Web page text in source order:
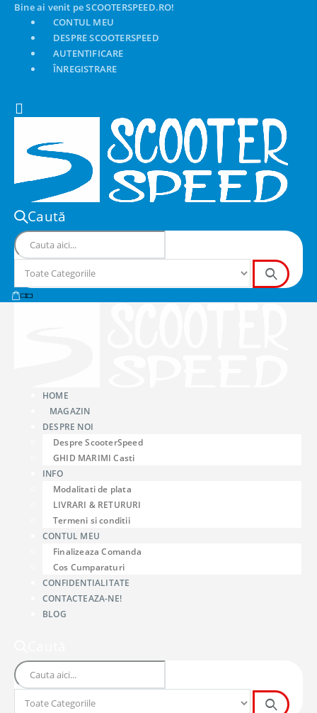
Bine ai venit pe SCOOTERSPEED.RO!
CONTUL MEU
DESPRE SCOOTERSPEED
AUTENTIFICARE
ÎNREGISTRARE
Caută
HOME
MAGAZIN
DESPRE NOI
Despre ScooterSpeed
GHID MARIMI Casti
INFO
Modalitati de plata
LIVRARI & RETURURI
Termeni si conditii
CONTUL MEU
Finalizeaza Comanda
Cos Cumparaturi
CONFIDENTIALITATE
CONTACTEAZA-NE!
BLOG